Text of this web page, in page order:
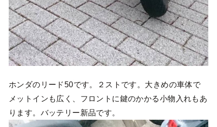
ホンダのリード50です。２ストです。大きめの車体で
メットインも広く、フロントに鍵のかかる小物入れもあ
ります。バッテリー新品です。